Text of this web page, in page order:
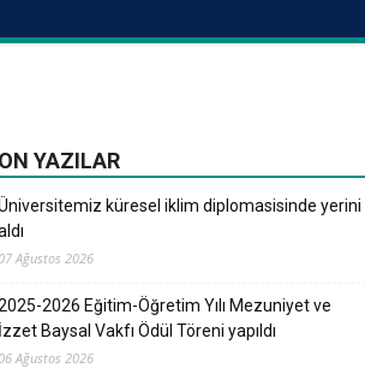
YAZILAR
küresel iklim diplomasisinde yerini
07 Ağustos 2026
2026 Eğitim-Öğretim Yılı Mezuniyet ve
İzzet Baysal Vakfı Ödül Töreni yapıldı
06 Ağustos 2026